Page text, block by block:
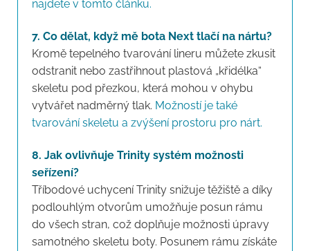
najdete v tomto článku.
7. Co dělat, když mě bota Next tlačí na nártu?
Kromě tepelného tvarování lineru můžete zkusit
odstranit nebo zastřihnout plastová „křidélka“
skeletu pod přezkou, která mohou v ohybu
vytvářet nadměrný tlak. Možností je také
tvarování skeletu a zvýšení prostoru pro nárt.
8. Jak ovlivňuje Trinity systém možnosti
seřízení?
Tříbodové uchycení Trinity snižuje těžiště a díky
podlouhlým otvorům umožňuje posun rámu
do všech stran, což doplňuje možnosti úpravy
samotného skeletu boty. Posunem rámu získáte